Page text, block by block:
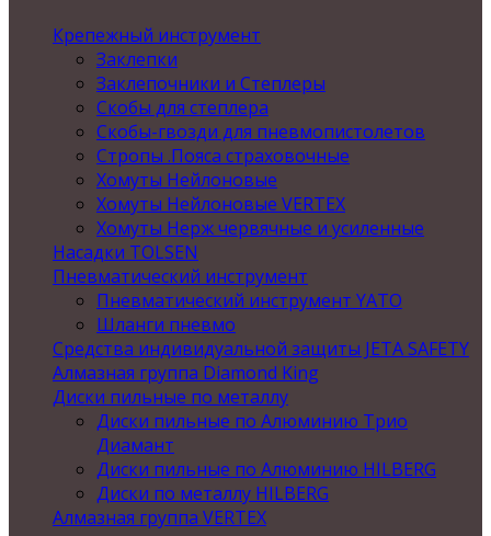
Крепежный инструмент
Заклепки
Заклепочники и Степлеры
Скобы для степлера
Скобы-гвозди для пневмопистолетов
Стропы .Пояса страховочные
Хомуты Нейлоновые
Хомуты Нейлоновые VERTEX
Хомуты Нерж червячные и усиленные
Насадки TOLSEN
Пневматический инструмент
Пневматический инструмент YATO
Шланги пневмо
Средства индивидуальной защиты JETA SAFETY
Алмазная группа Diamond King
Диски пильные по металлу
Диски пильные по Алюминию Трио
Диамант
Диски пильные по Алюминию HILBERG
Диски по металлу HILBERG
Алмазная группа VERTEX